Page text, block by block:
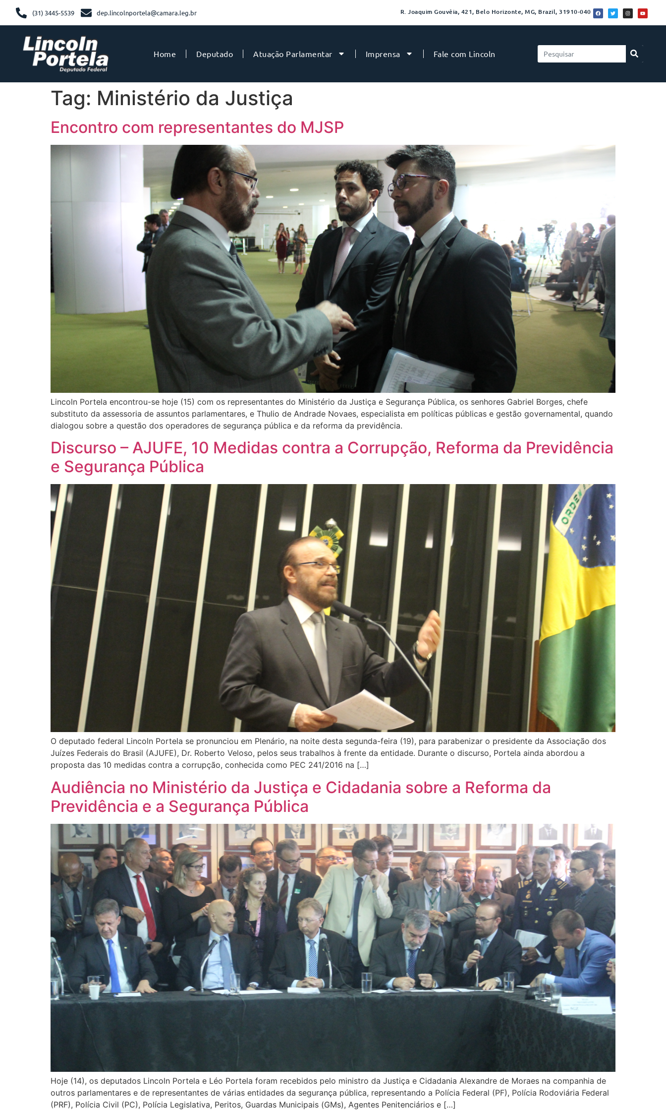
(31) 3445-5539 dep.lincolnportela@camara.leg.br R. Joaquim Gouvêia, 421, Belo Horizonte, MG, Brazil, 31910-040
Home Deputado Atuação Parlamentar Imprensa Fale com Lincoln
Tag: Ministério da Justiça
Encontro com representantes do MJSP
Lincoln Portela encontrou-se hoje (15) com os representantes do Ministério da Justiça e Segurança Pública, os senhores Gabriel Borges, chefe
substituto da assessoria de assuntos parlamentares, e Thulio de Andrade Novaes, especialista em políticas públicas e gestão governamental, quando
dialogou sobre a questão dos operadores de segurança pública e da reforma da previdência.
Discurso – AJUFE, 10 Medidas contra a Corrupção, Reforma da Previdência
e Segurança Pública
O deputado federal Lincoln Portela se pronunciou em Plenário, na noite desta segunda-feira (19), para parabenizar o presidente da Associação dos
Juízes Federais do Brasil (AJUFE), Dr. Roberto Veloso, pelos seus trabalhos à frente da entidade. Durante o discurso, Portela ainda abordou a
proposta das 10 medidas contra a corrupção, conhecida como PEC 241/2016 na […]
Audiência no Ministério da Justiça e Cidadania sobre a Reforma da
Previdência e a Segurança Pública
Hoje (14), os deputados Lincoln Portela e Léo Portela foram recebidos pelo ministro da Justiça e Cidadania Alexandre de Moraes na companhia de
outros parlamentares e de representantes de várias entidades da segurança pública, representando a Polícia Federal (PF), Polícia Rodoviária Federal
(PRF), Polícia Civil (PC), Polícia Legislativa, Peritos, Guardas Municipais (GMs), Agentes Penitenciários e […]